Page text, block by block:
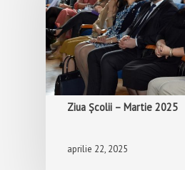
Ziua Școlii – Martie 2025
aprilie 22, 2025